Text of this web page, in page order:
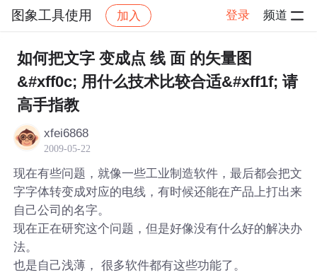
图象工具使用 加入 登录 频道
社区 图象工具使用 帖子详情
如何把文字 变成点 线 面 的矢量图
&#xff0c; 用什么技术比较合适&#xff1f; 请
高手指教
xfei6868
2009-05-22
现在有些问题，就像一些工业制造软件，最后都会把文
字字体转变成对应的电线，有时候还能在产品上打出来
自己公司的名字。
现在正在研究这个问题，但是好像没有什么好的解决办
法。
也是自己浅薄， 很多软件都有这些功能了。